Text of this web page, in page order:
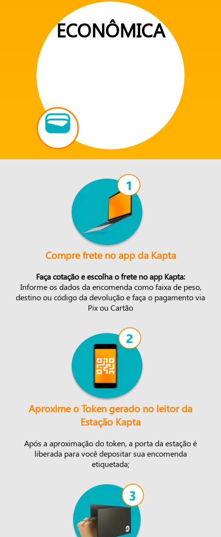
ECONÔMICA
Compre frete no app da Kapta
Faça cotação e escolha o frete no app Kapta:
Informe os dados da encomenda como faixa de peso,
destino ou código da devolução e faça o pagamento via
Pix ou Cartão
Aproxime o Token gerado no leitor da
Estação Kapta
Após a aproximação do token, a porta da estação é
liberada para você depositar sua encomenda
etiquetada;